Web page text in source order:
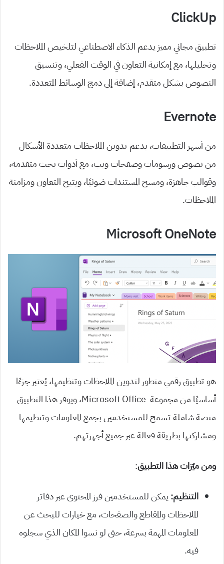
ClickUp
تطبيق مجاني مميز يدعم الذكاء الاصطناعي لتلخيص الملاحظات
وتحليلها، مع إمكانية التعاون في الوقت الفعلي، وتنسيق
النصوص بشكل متقدم، إضافة إلى دمج الوسائط المتعددة.
Evernote
من أشهر التطبيقات، يدعم تدوين الملاحظات متعددة الأشكال
من نصوص ورسومات وصفحات ويب، مع أدوات بحث متقدمة،
وقوالب جاهزة، ومسح المستندات ضوئيًا، ويتيح التعاون ومزامنة
الملاحظات.
Microsoft OneNote
هو تطبيق رقمي متطور لتدوين الملاحظات وتنظيمها، يُعتبر جزءًا
أساسيًا من مجموعة Microsoft Office، ويوفر هذا التطبيق
منصة شاملة تسمح للمستخدمين بجمع المعلومات وتنظيمها
ومشاركتها بطريقة فعالة عبر جميع أجهزتهم.
ومن ميّزات هذا التطبيق:
التنظيم: يمكن للمستخدمين فرز المحتوى عبر دفاتر
الملاحظات والمقاطع والصفحات، مع خيارات للبحث عن
المعلومات المهمة بسرعة، حتى لو نسوا المكان الذي سجلوه
فيه.